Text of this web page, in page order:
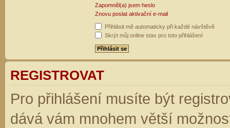
Zapomněl(a) jsem heslo
Znovu poslat aktivační e-mail
Přihlásit mě automaticky při každé návštěvě
Skrýt můj online stav pro toto přihlášení
REGISTROVAT
Pro přihlášení musíte být
dává vám mnohem větší